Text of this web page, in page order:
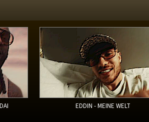
EDDIN - MEINE WELT